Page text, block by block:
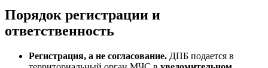
Порядок регистрации и
ответственность
Регистрация, а не согласование. ДПБ подается в